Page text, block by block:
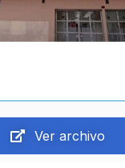
Ver archivo